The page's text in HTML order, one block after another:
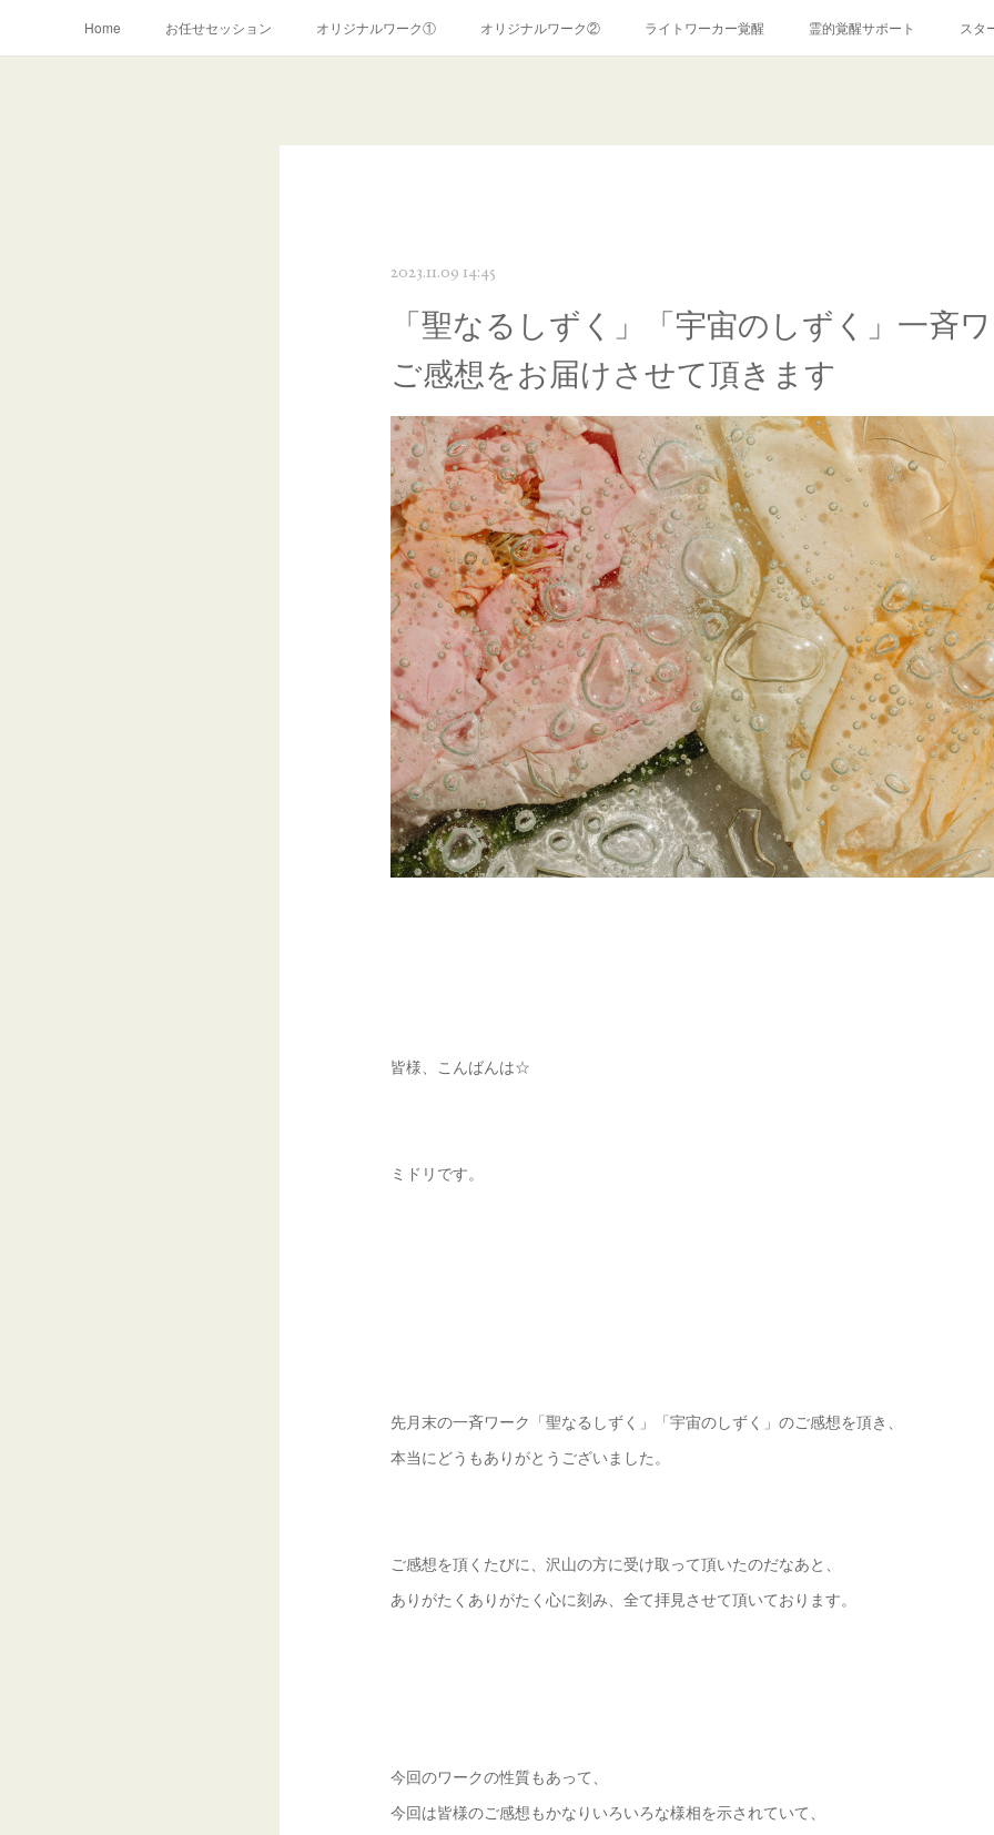
Home お任せセッション オリジナルワーク① オリジナルワーク② ライトワーカー覚醒 霊的覚醒サポート スタ
2023.11.09 14:45
「聖なるしずく」「宇宙のしずく」一斉
ご感想をお届けさせて頂きます
皆様、こんばんは☆
ミドリです。
先月末の一斉ワーク「聖なるしずく」「宇宙のしずく」のご感想を頂き、
本当にどうもありがとうございました。
ご感想を頂くたびに、沢山の方に受け取って頂いたのだなあと、
ありがたくありがたく心に刻み、全て拝見させて頂いております。
今回のワークの性質もあって、
今回は皆様のご感想もかなりいろいろな様相を示されていて、